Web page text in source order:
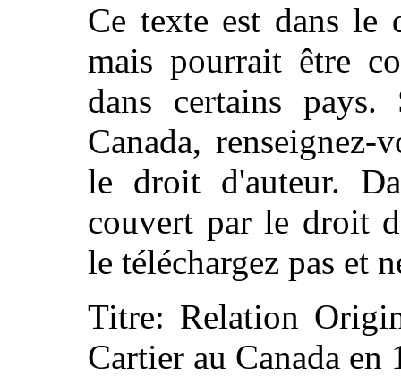
Ce texte est dans le
mais pourrait être
dans certains
Canada,
le droit d'auteur.
couvert par le droit
le téléchargez pas et
Titre: Relation
Cartier au Canada en